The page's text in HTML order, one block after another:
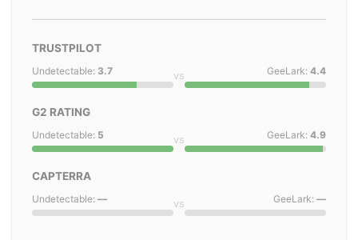
TRUSTPILOT
Undetectable: 3.7 vs GeeLark: 4.4
G2 RATING
Undetectable: 5 vs GeeLark: 4.9
CAPTERRA
Undetectable: — vs GeeLark: —